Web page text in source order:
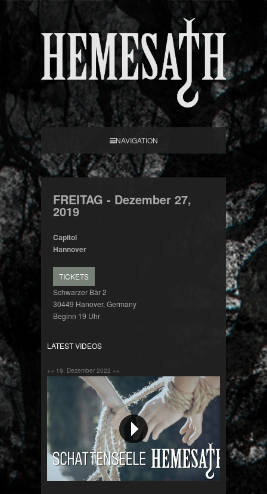
NAVIGATION
FREITAG - Dezember 27,
2019
Capitol
Hannover
TICKETS
Schwarzer Bär 2
30449 Hanover, Germany
Beginn 19 Uhr
LATEST VIDEOS
++ 19. Dezember 2022 ++